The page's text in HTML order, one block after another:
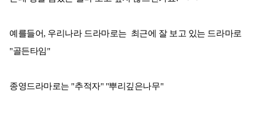
예를들어, 우리나라 드라마로는 최근에 잘 보고 있는 드라마로
"골든타임"
종영드라마로는 "추적자" "뿌리깊은나무"